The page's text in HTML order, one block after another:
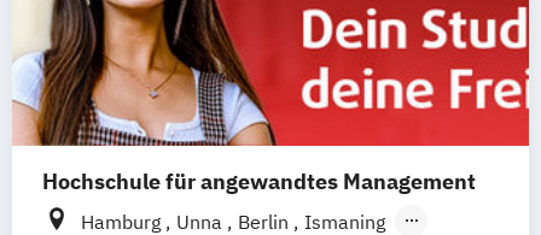
Hochschule für angewandtes Management
Hamburg Unna Berlin
Ismaning